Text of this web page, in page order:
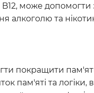
B12, може
алкоголю та
покращити
пам'яті та